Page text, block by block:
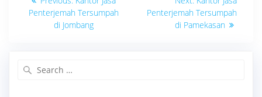
pos
post:
Penterjemah Tersumpah
di Jombang
post:
Penterjemah Tersumpah
di Pamekasan